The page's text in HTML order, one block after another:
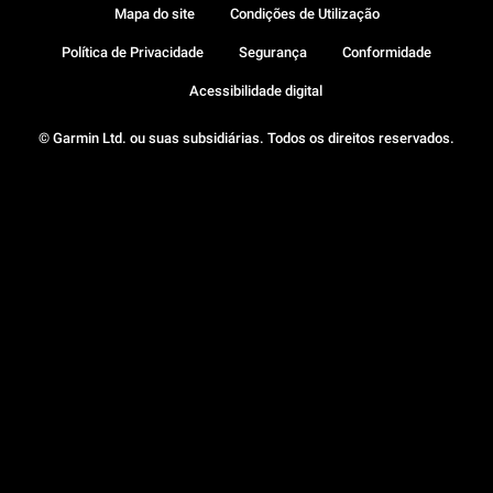
© Garmin Ltd. ou suas subsidiárias. Todos os direitos reservados.
Mapa do site Condições de Utilização
Política de Privacidade Segurança Conformidade
Acessibilidade digital